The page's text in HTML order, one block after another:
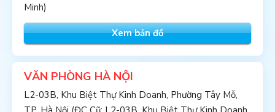
Minh)
Xem bản đồ
VĂN PHÒNG HÀ NỘI
L2-03B, Khu Biệt Thự Kinh Doanh, Phường Tây Mỗ,